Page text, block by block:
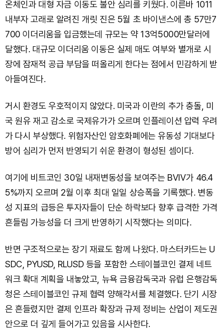
온체인과 대형 자금 이동도 불안 심리를 키웠다. 이른바 1011
내부자 고래로 알려진 개릿 진은 5월 초 바이낸스에 총 57만7
700 이더리움을 입금했는데 규모는 약 13억5000만달러에
달했다. 대규모 이더리움 이동은 실제 매도 여부와 별개로 시
장에 잠재적 공급 부담을 떠올리게 한다는 점에서 민감하게 받
아들여진다.
거시 환경도 우호적이지 않았다. 미국과 이란의 추가 충돌, 미
국 원유 재고 감소로 국제유가가 오르며 인플레이션 압력 우려
가 다시 부상했다. 위험자산인 암호화폐에는 유동성 기대보다
방어 심리가 먼저 반영되기 쉬운 환경이 형성된 셈이다.
여기에 비트코인 30일 내재변동성을 보여주는 BVIV가 46.4
5%까지 오르며 2월 이후 최대 일일 상승폭을 기록했다. 변동
성 지표의 급등은 투자자들이 단순 하락보다 향후 급격한 가격
흔들림 가능성을 더 크게 반영하기 시작했다는 의미다.
반면 구조적으로는 장기 재료도 함께 나왔다. 마스터카드는 U
SDC, PYUSD, RLUSD 등을 포함한 스테이블코인 결제 네트
워크 확대 계획을 내놓았고, 뉴욕 금융감독국과 유럽 은행감독
청은 스테이블코인 규제 협력 양해각서를 체결했다. 단기 시장
은 흔들렸지만 결제 인프라 확장과 규제 정비는 산업이 제도권
안으로 더 깊게 들어가고 있음을 시사한다.